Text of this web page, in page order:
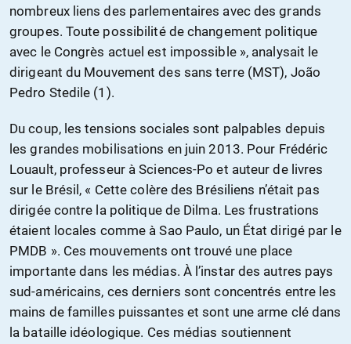
nombreux liens des parlementaires avec des grands
groupes. Toute possibilité de changement politique
avec le Congrès actuel est impossible », analysait le
dirigeant du Mouvement des sans terre (MST), João
Pedro Stedile (1).
Du coup, les tensions sociales sont palpables depuis
les grandes mobilisations en juin 2013. Pour Frédéric
Louault, professeur à Sciences-Po et auteur de livres
sur le Brésil, « Cette colère des Brésiliens n’était pas
dirigée contre la politique de Dilma. Les frustrations
étaient locales comme à Sao Paulo, un État dirigé par le
PMDB ». Ces mouvements ont trouvé une place
importante dans les médias. À l’instar des autres pays
sud-américains, ces derniers sont concentrés entre les
mains de familles puissantes et sont une arme clé dans
la bataille idéologique. Ces médias soutiennent